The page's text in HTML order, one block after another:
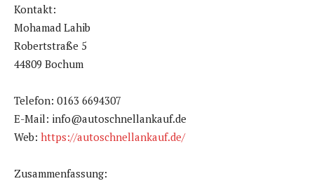
Kontakt:
Mohamad Lahib
Robertstraße 5
44809 Bochum
Telefon: 0163 6694307
E-Mail: info@autoschnellankauf.de
Web: https://autoschnellankauf.de/
Zusammenfassung: